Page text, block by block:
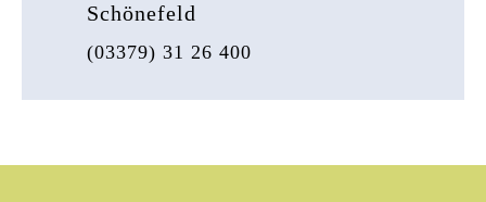
Schönefeld
(03379) 31 26 400